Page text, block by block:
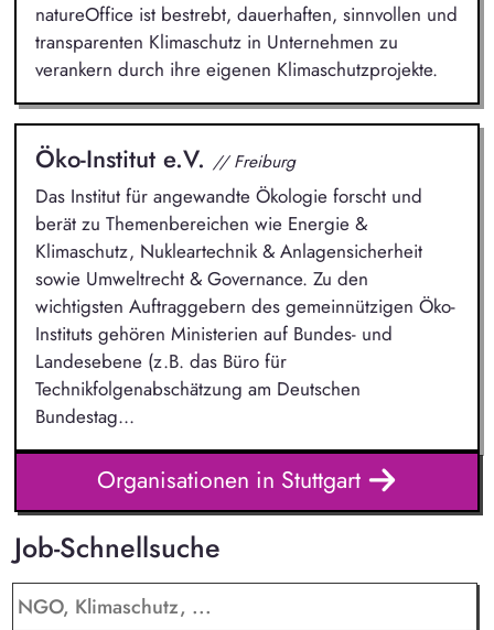
natureOffice ist bestrebt, dauerhaften, sinnvollen und
transparenten Klimaschutz in Unternehmen zu
verankern durch ihre eigenen Klimaschutzprojekte.
Öko-Institut e.V. // Freiburg
Das Institut für angewandte Ökologie forscht und
berät zu Themenbereichen wie Energie &
Klimaschutz, Nukleartechnik & Anlagensicherheit
sowie Umweltrecht & Governance. Zu den
wichtigsten Auftraggebern des gemeinnützigen Öko-
Instituts gehören Ministerien auf Bundes- und
Landesebene (z.B. das Büro für
Technikfolgenabschätzung am Deutschen
Bundestag...
Organisationen in Stuttgart
Job-Schnellsuche